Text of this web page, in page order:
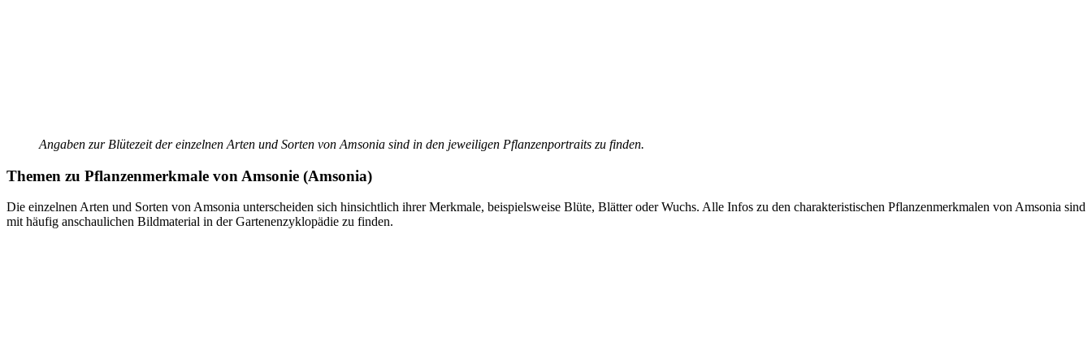
Angaben zur Blütezeit der einzelnen Arten und Sorten von Amsonia sind in den jeweiligen Pflanzenportraits zu finden.
Themen zu Pflanzenmerkmale von Amsonie (Amsonia)
Die einzelnen Arten und Sorten von Amsonia unterscheiden sich hinsichtlich ihrer Merkmale, beispielsweise Blüte, Blätter oder Wuchs. Alle Infos zu den charakteristischen Pflanzenmerkmalen von Amsonia sind
mit häufig anschaulichen Bildmaterial in der Gartenenzyklopädie zu finden.